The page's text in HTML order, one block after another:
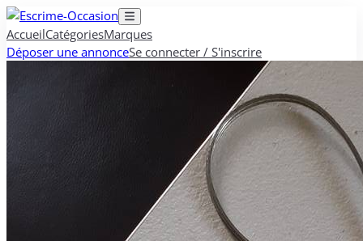
AccueilCatégoriesMarques
Déposer une annonceSe connecter / S'inscrire